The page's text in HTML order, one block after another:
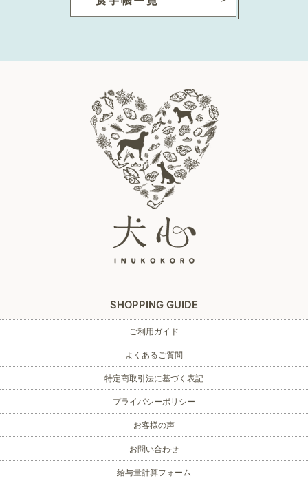
SHOPPING GUIDE
ご利用ガイド
よくあるご質問
特定商取引法に基づく表記
プライバシーポリシー
お客様の声
お問い合わせ
給与量計算フォーム